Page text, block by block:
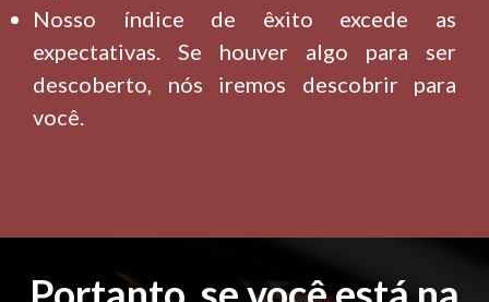
Nosso índice de êxito excede as
expectativas. Se houver algo para ser
descoberto, nós iremos descobrir para
você.